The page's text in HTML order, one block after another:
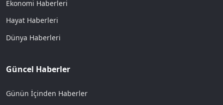
Ekonomi Haberleri
Hayat Haberleri
Dünya Haberleri
Güncel Haberler
Günün İçinden Haberler